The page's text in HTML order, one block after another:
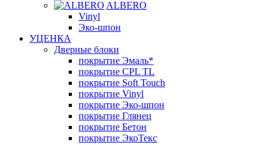
ALBERO
Vinyl
Эко-шпон
УЦЕНКА
Дверные блоки
покрытие Эмаль*
покрытие CPL TL
покрытие Soft Touch
покрытие Vinyl
покрытие Эко-шпон
покрытие Глянец
покрытие Бетон
покрытие ЭкоТекс